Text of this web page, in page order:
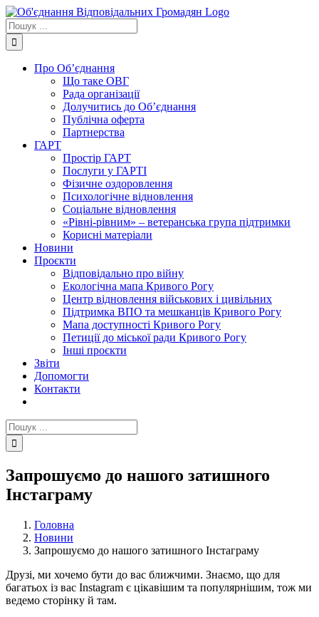
Skip
to
content
Пошук
...
Про Об’єднання
Що таке ОВГ
Рада організації
Долучитись до Об’єднання
Публічна оферта
Партнерства
ГАРТ
Простір ГАРТ
Послуги у ГАРТІ
Фізичне оздоровлення
Психологічне відновлення
Соціальне відновлення
«Рівні-рівним» – ветеранська група підтримки
Корисні матеріали
Новини
Проєкти
Відповідально про війну
Екологічна мапа Кривого Рогу
Центр відновлення військових і цивільних
Підтримка ВПО та мешканців Кривого Рогу
Мапа доступності Кривого Рогу
Петиції до міської ради Кривого Рогу
Інші проєкти
Звіти
Допомогти
Контакти
Пошук
...
Запрошуємо до нашого затишного
Інстаграму
Головна
Новини
Запрошуємо до нашого затишного Інстаграму
Друзі, ми хочемо бути до вас ближчими. Знаємо, що для
багатьох із вас Instagram є цікавішим та популярнішим, тож ми
ведемо сторінку й там.